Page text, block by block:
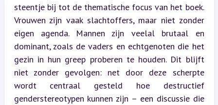
steentje bij tot de thematische focus van het boek.
Vrouwen zijn vaak slachtoffers, maar niet zonder
eigen agenda. Mannen zijn veelal brutaal en
dominant, zoals de vaders en echtgenoten die het
gezin in hun greep proberen te houden. Dit blijft
niet zonder gevolgen: net door deze scherpte
wordt centraal gesteld hoe destructief
genderstereotypen kunnen zijn – een discussie die